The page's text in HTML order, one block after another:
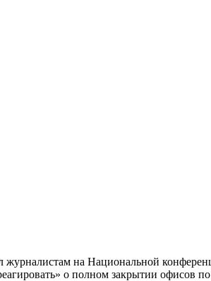
журналистам на Национальной
о полном закрытии офисов